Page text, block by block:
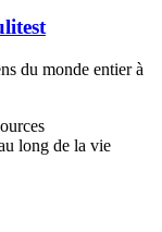
du monde entier à
long de la vie